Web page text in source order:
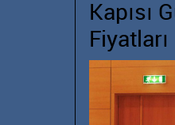
Kapısı
Fiyatları